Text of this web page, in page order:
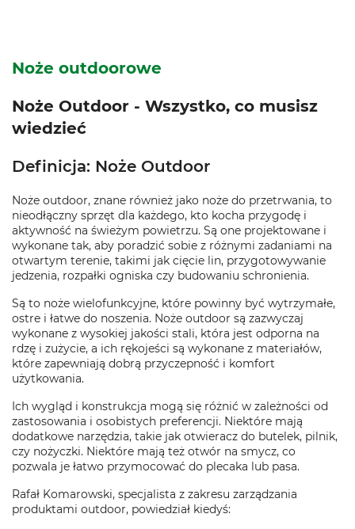
Noże outdoorowe
Noże Outdoor - Wszystko, co musisz
wiedzieć
Definicja: Noże Outdoor
Noże outdoor, znane również jako noże do przetrwania, to
nieodłączny sprzęt dla każdego, kto kocha przygodę i
aktywność na świeżym powietrzu. Są one projektowane i
wykonane tak, aby poradzić sobie z różnymi zadaniami na
otwartym terenie, takimi jak cięcie lin, przygotowywanie
jedzenia, rozpałki ogniska czy budowaniu schronienia.
Są to noże wielofunkcyjne, które powinny być wytrzymałe,
ostre i łatwe do noszenia. Noże outdoor są zazwyczaj
wykonane z wysokiej jakości stali, która jest odporna na
rdzę i zużycie, a ich rękojeści są wykonane z materiałów,
które zapewniają dobrą przyczepność i komfort
użytkowania.
Ich wygląd i konstrukcja mogą się różnić w zależności od
zastosowania i osobistych preferencji. Niektóre mają
dodatkowe narzędzia, takie jak otwieracz do butelek, pilnik,
czy nożyczki. Niektóre mają też otwór na smycz, co
pozwala je łatwo przymocować do plecaka lub pasa.
Rafał Komarowski, specjalista z zakresu zarządzania
produktami outdoor, powiedział kiedyś: